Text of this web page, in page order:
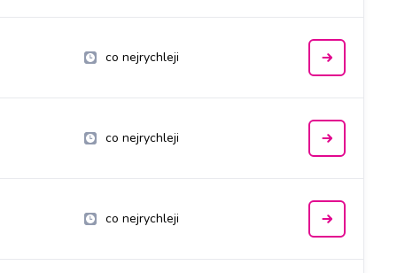
co nejrychleji
co nejrychleji
co nejrychleji